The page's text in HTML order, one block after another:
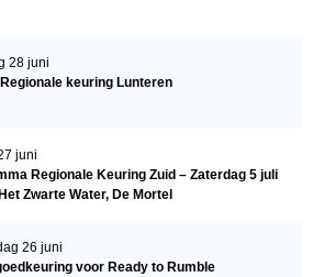
28 juni
keuring Lunteren
juni
Regionale Keuring Zuid – Zaterdag 5 juli
Zwarte Water, De Mortel
26 juni
voor Ready to Rumble